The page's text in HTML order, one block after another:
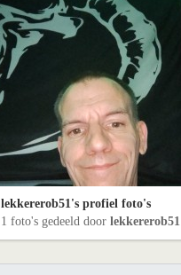
lekkererob51's profiel foto's
1 foto's gedeeld door lekkererob51